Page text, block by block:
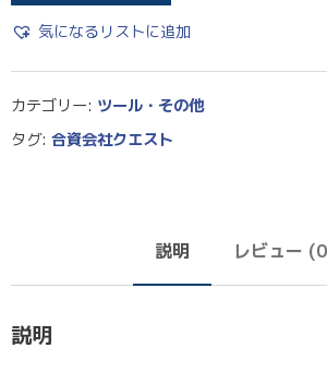
気になるリストに追加
カテゴリー: ツール・その他
タグ: 合資会社クエスト
説明 レビュー
説明